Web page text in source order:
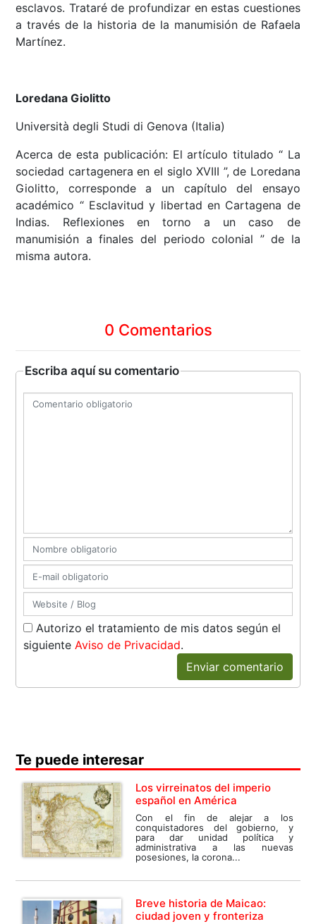
esclavos. Trataré de profundizar en estas cuestiones
a través de la historia de la manumisión de Rafaela
Martínez.
Loredana Giolitto
Università degli Studi di Genova (Italia)
Acerca de esta publicación: El artículo titulado “ La
sociedad cartagenera en el siglo XVIII ”, de Loredana
Giolitto, corresponde a un capítulo del ensayo
académico “ Esclavitud y libertad en Cartagena de
Indias. Reflexiones en torno a un caso de
manumisión a finales del periodo colonial ” de la
misma autora.
0 Comentarios
Escriba aquí su comentario
Autorizo el tratamiento de mis datos según el
siguienteAviso de Privacidad.
Enviar comentario
Te puede interesar
Los virreinatos del imperio
español en América
Con el fin de alejar a los
conquistadores del gobierno, y
para dar unidad política y
administrativa a las nuevas
posesiones, la corona...
Breve historia de Maicao:
ciudad joven y fronteriza